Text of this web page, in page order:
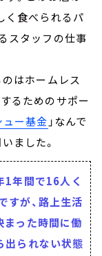
く食べられるパ
スタッフの仕事
のはホームレス
るためのサポー
ュー基金 」なんで
ました。
1年間で16人く
すが、路上生活
まった時間に働
出られない状態